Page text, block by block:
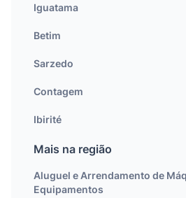
Iguatama
Betim
Sarzedo
Contagem
Ibirité
Mais na região
Aluguel e Arrendamento de
Equipamentos